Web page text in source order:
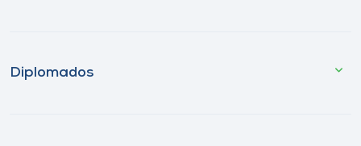
Diplomados